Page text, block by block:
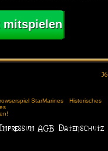
mitspielen
StarMarines
Historisches